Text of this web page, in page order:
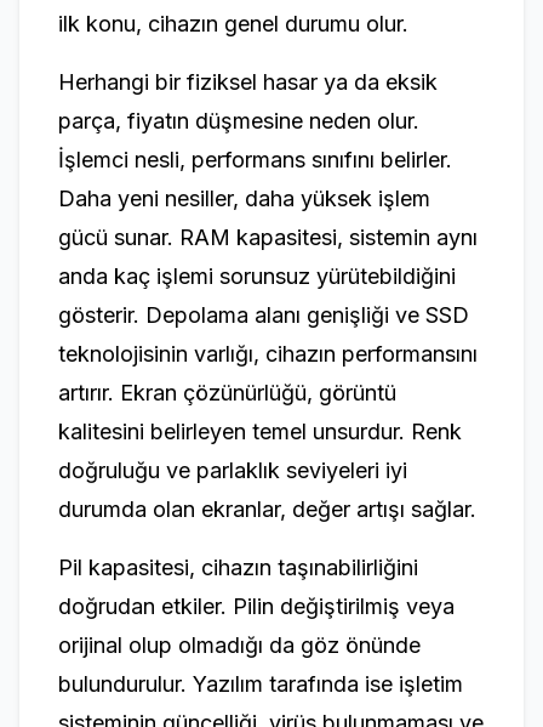
ilk konu, cihazın genel durumu olur.
Herhangi bir fiziksel hasar ya da eksik
parça, fiyatın düşmesine neden olur.
İşlemci nesli, performans sınıfını belirler.
Daha yeni nesiller, daha yüksek işlem
gücü sunar. RAM kapasitesi, sistemin aynı
anda kaç işlemi sorunsuz yürütebildiğini
gösterir. Depolama alanı genişliği ve SSD
teknolojisinin varlığı, cihazın performansını
artırır. Ekran çözünürlüğü, görüntü
kalitesini belirleyen temel unsurdur. Renk
doğruluğu ve parlaklık seviyeleri iyi
durumda olan ekranlar, değer artışı sağlar.
Pil kapasitesi, cihazın taşınabilirliğini
doğrudan etkiler. Pilin değiştirilmiş veya
orijinal olup olmadığı da göz önünde
bulundurulur. Yazılım tarafında ise işletim